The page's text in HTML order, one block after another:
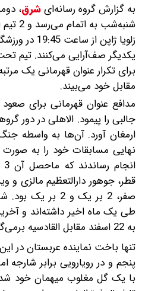
به گزارش گروه رسانه‌ایشرق،
زلویا ژاپن
یکدیگر صف‌آرایی می‌کنند. تیم
برای تکرار عنوان قهرمانی یک
مقابل خود می‌بیند.
مدافع عنوان قهرمانی برای
ارمغان آورد. آن‌ها به واسطه
نهایی مسابقات خود را به
قطر، جوهور دارالتعظیم مالزی و
صفر، 2 بر یک و 2
طی یک ماه اخیر داشته‌اند و
به 22 اسفند مقابل القادسیه برمی‌گردد.
تنها باخت نماینده عربستان در
پنجم و در رویارویی برابر
با یک گل مغلوب میهمان خود